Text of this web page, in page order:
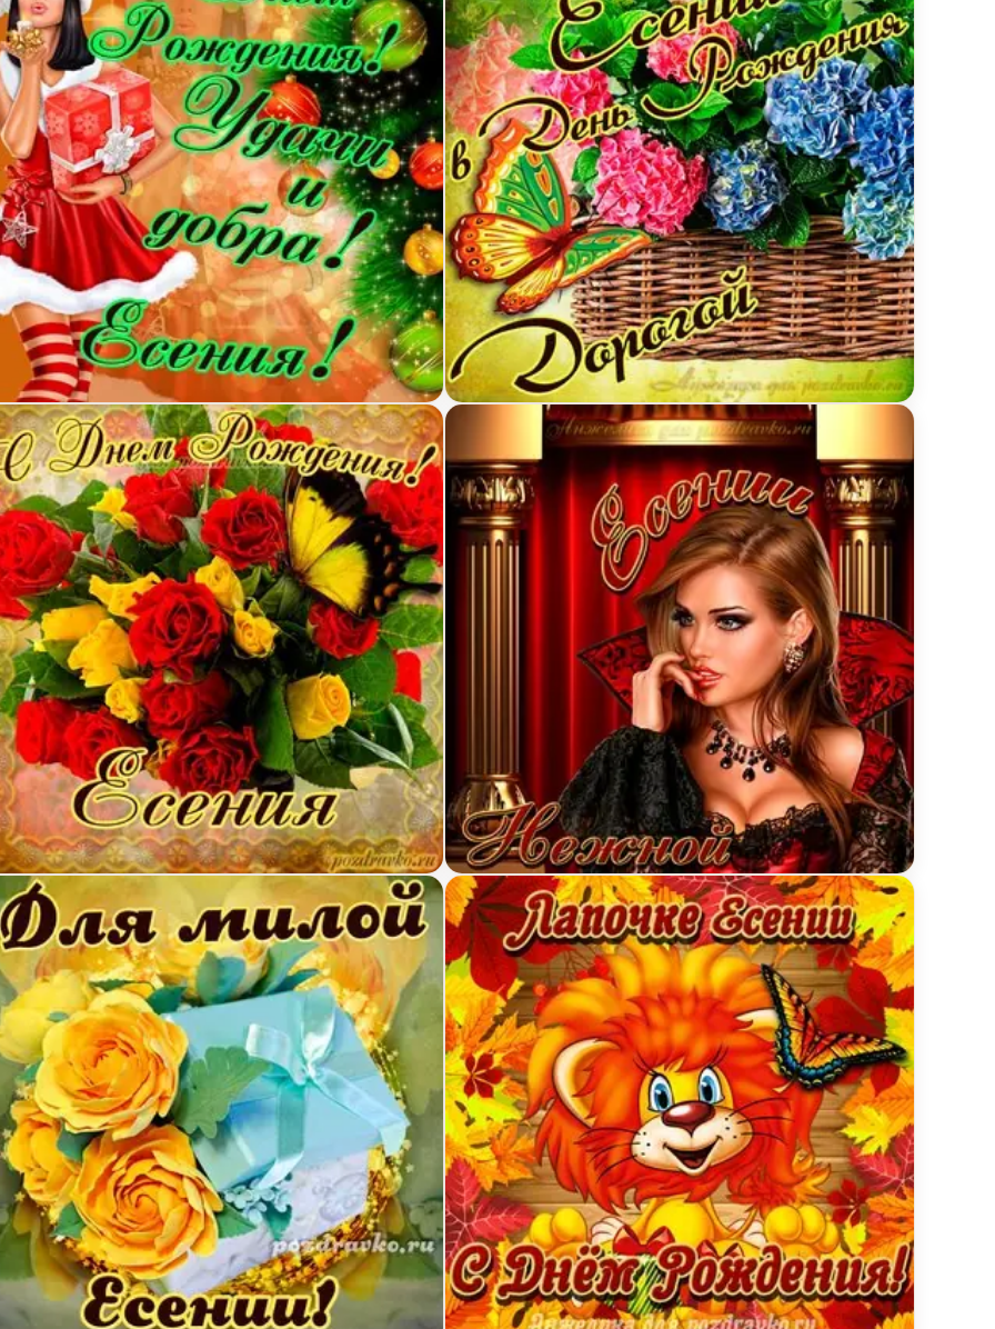
с Днем Рождения Есении с пожеланием и красивой девушкой
на День Рождения Есении с букетом желтых и красных роз
Открытка дорогой Есении в День рождения с
Картинка нежной Есении на День рождения